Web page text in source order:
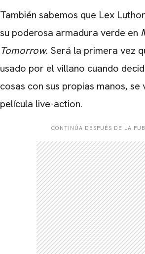
También sabemos que Lex
su poderosa armadura verde en
Tomorrow. Será la primera vez
usado por el villano cuando
cosas con sus propias manos, se
película live-action.
CONTINÚA DESPUÉS DE LA